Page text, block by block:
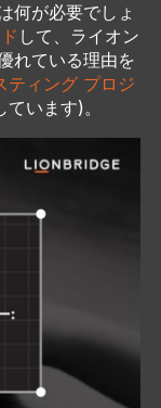
何が必要でしょ
して、ライオン
れている理由を
ティング プロジ
います)。